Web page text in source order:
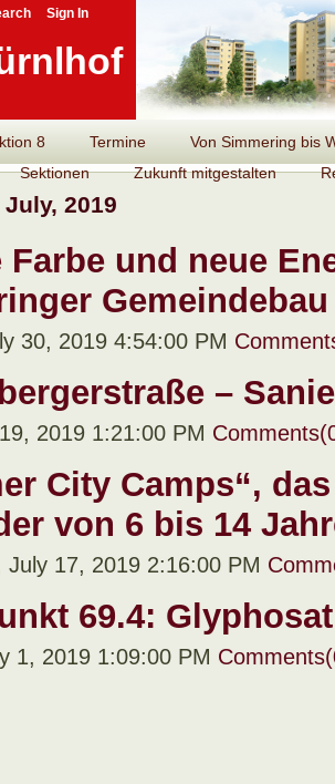
8 Termine
Von Simmering bis
Sektionen Zukunft mitgestalten
2019
Farbe und neue
Gemeindebau
30, 2019 4:54:00 PM
–
2019 1:21:00 PM
City Camps“,
von 6 bis 14
July 17, 2019 2:16:00 PM
69.4: Glyphosat
1, 2019 1:09:00 PM
Sign In